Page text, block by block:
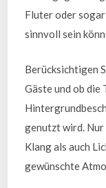
Fluter oder
sinnvoll sein
Berücksichtigen
Gäste und ob die
genutzt wird. Nur
Klang als auch
gewünschte